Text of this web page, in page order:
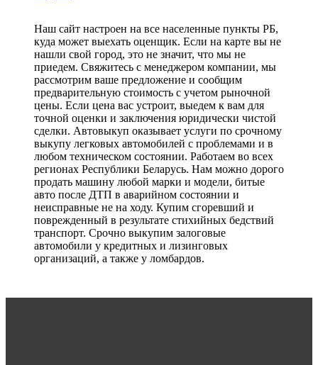
Наш сайт настроен на все населенные пункты РБ,
куда может выехать оценщик. Если на карте вы не
нашли свой город, это не значит, что мы не
приедем. Свяжитесь с менеджером компании, мы
рассмотрим ваше предложение и сообщим
предварительную стоимость с учетом рыночной
цены. Если цена вас устроит, выедем к вам для
точной оценки и заключения юридически чистой
сделки. Автовыкуп оказывает услуги по срочному
выкупу легковых автомобилей с проблемами и в
любом техническом состоянии. Работаем во всех
регионах Республики Беларусь. Нам можно дорого
продать машину любой марки и модели, битые
авто после ДТП в аварийном состоянии и
неисправные не на ходу. Купим сгоревший и
поврежденный в результате стихийных бедствий
транспорт. Срочно выкупим залоговые
автомобили у кредитных и лизинговых
организаций, а также у ломбардов.